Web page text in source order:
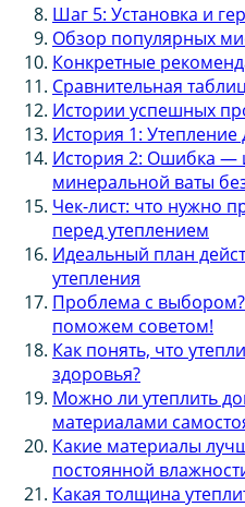
Шаг 5: Установка и
Обзор популярных
Конкретные
Сравнительная
Истории успешных
История 1:
История 2: Ошибка —
минеральной ваты
Чек-лист: что нужно
перед утеплением
Идеальный план
утепления
Проблема с
поможем советом!
Как понять, что
здоровья?
Можно ли утеплить
материалами
Какие материалы
постоянной
Какая толщина